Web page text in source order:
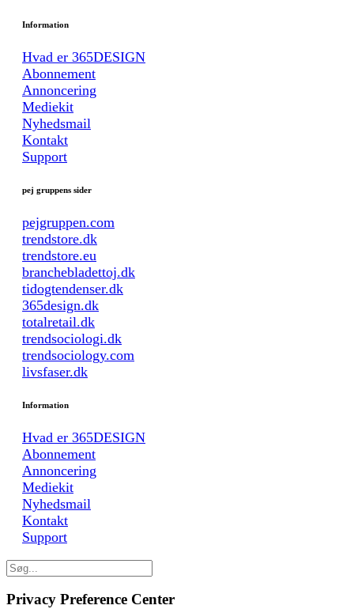
Information
Hvad er 365DESIGN
Abonnement
Annoncering
Mediekit
Nyhedsmail
Kontakt
Support
pej gruppens sider
pejgruppen.com
trendstore.dk
trendstore.eu
branchebladettoj.dk
tidogtendenser.dk
365design.dk
totalretail.dk
trendsociologi.dk
trendsociology.com
livsfaser.dk
Information
Hvad er 365DESIGN
Abonnement
Annoncering
Mediekit
Nyhedsmail
Kontakt
Support
Privacy Preference Center